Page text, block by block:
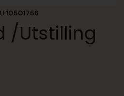
10501756
/Utstilling